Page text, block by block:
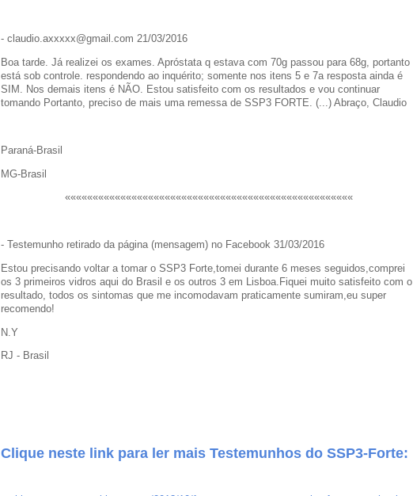
- claudio.axxxxx@gmail.com 21/03/2016
Boa tarde. Já realizei os exames. Apróstata q estava com 70g passou para 68g, portanto
está sob controle. respondendo ao inquérito; somente nos itens 5 e 7a resposta ainda é
SIM. Nos demais itens é NÃO. Estou satisfeito com os resultados e vou continuar
tomando Portanto, preciso de mais uma remessa de SSP3 FORTE. (...) Abraço, Claudio
Paraná-Brasil
MG-Brasil
««««««««««««««««««««««««««««««««««««««««««««««««««««
- Testemunho retirado da página (mensagem) no Facebook 31/03/2016
Estou precisando voltar a tomar o SSP3 Forte,tomei durante 6 meses seguidos,comprei
os 3 primeiros vidros aqui do Brasil e os outros 3 em Lisboa.Fiquei muito satisfeito com o
resultado, todos os sintomas que me incomodavam praticamente sumiram,eu super
recomendo!
N.Y
RJ - Brasil
Clique neste link para ler mais Testemunhos do SSP3-Forte: